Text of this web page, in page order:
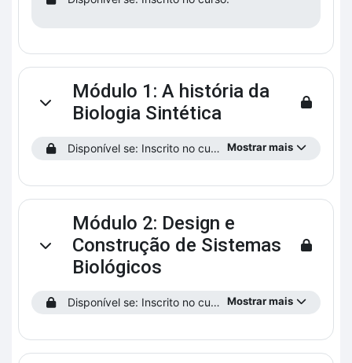
Contrair
Módulo 1: A história da
Biologia Sintética
Mostrar mais
Disponível se: Inscrito no curso.
Contrair
Módulo 2: Design e
Construção de Sistemas
Biológicos
Mostrar mais
Disponível se: Inscrito no curso.